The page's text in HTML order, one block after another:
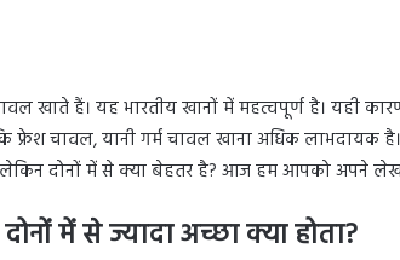
खाते हैं। यह भारतीय खानों में महत्वपूर्ण है। यही
फ्रेश चावल, यानी गर्म चावल खाना अधिक लाभदायक
लेकिन दोनों में से क्या बेहतर है? आज हम आपको अपने
में से ज्यादा अच्छा क्या होता?